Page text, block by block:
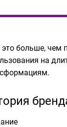
это больше, чем
на